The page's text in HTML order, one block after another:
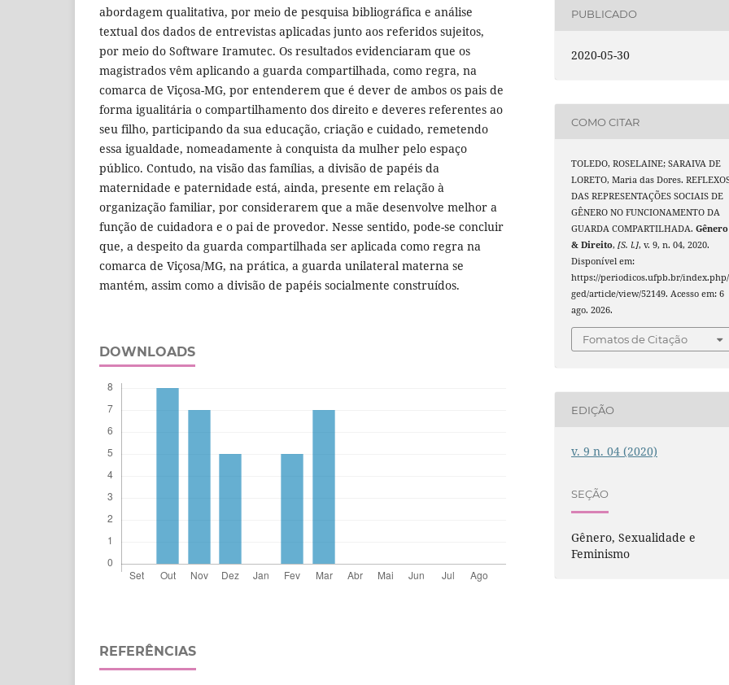
abordagem qualitativa, por meio de pesquisa bibliográfica e análise
textual dos dados de entrevistas aplicadas junto aos referidos sujeitos,
por meio do Software Iramutec. Os resultados evidenciaram que os
magistrados vêm aplicando a guarda compartilhada, como regra, na
comarca de Viçosa-MG, por entenderem que é dever de ambos os pais de
forma igualitária o compartilhamento dos direito e deveres referentes ao
seu filho, participando da sua educação, criação e cuidado, remetendo
essa igualdade, nomeadamente à conquista da mulher pelo espaço
público. Contudo, na visão das famílias, a divisão de papéis da
maternidade e paternidade está, ainda, presente em relação à
organização familiar, por considerarem que a mãe desenvolve melhor a
função de cuidadora e o pai de provedor. Nesse sentido, pode-se concluir
que, a despeito da guarda compartilhada ser aplicada como regra na
comarca de Viçosa/MG, na prática, a guarda unilateral materna se
mantém, assim como a divisão de papéis socialmente construídos.
DOWNLOADS
REFERÊNCIAS
PUBLICADO
2020-05-30
COMO CITAR
TOLEDO, ROSELAINE; SARAIVA DE
LORETO, Maria das Dores.
DAS REPRESENTAÇÕES SOCIAIS DE
GÊNERO NO FUNCIONAMENTO DA
GUARDA COMPARTILHADA.Gênero
& Direito,[S. l.], v. 9, n. 04, 2020.
Disponível em:
https://periodicos.ufpb.br/index.php/
ged/article/view/52149. Acesso em: 6
ago. 2026.
Fomatos de Citação
EDIÇÃO
v. 9 n. 04 (2020)
SEÇÃO
Gênero, Sexualidade e
Feminismo